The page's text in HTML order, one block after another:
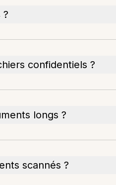
?
confidentiels ?
longs ?
scannés ?